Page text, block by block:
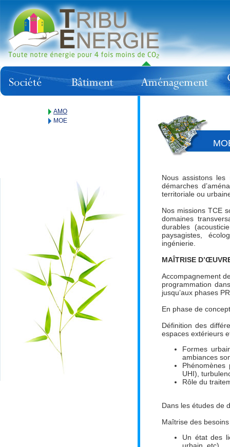
AMO
MOE
Nous assistons les
démarches
territoriale ou
Nos missions TCE
domaines
durables
paysagistes,
ingénierie.
MAÎTRISE
Accompagnement
programmation
jusqu’aux phases
En phase de
Définition des
espaces extérieurs
Formes
ambiances
UHI),
Rôle du
Dans les études de
Maîtrise des
Un état des